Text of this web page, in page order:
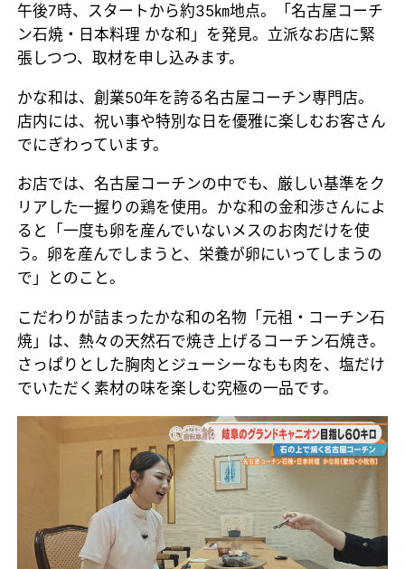
午後7時、スタートから約35㎞地点。「名古屋コーチ
ン石焼・日本料理 かな和」を発見。立派なお店に緊
張しつつ、取材を申し込みます。
かな和は、創業50年を誇る名古屋コーチン専門店。
店内には、祝い事や特別な日を優雅に楽しむお客さん
でにぎわっています。
お店では、名古屋コーチンの中でも、厳しい基準をク
リアした一握りの鶏を使用。かな和の金和渉さんによ
ると「一度も卵を産んでいないメスのお肉だけを使
う。卵を産んでしまうと、栄養が卵にいってしまうの
で」とのこと。
こだわりが詰まったかな和の名物「元祖・コーチン石
焼」は、熱々の天然石で焼き上げるコーチン石焼き。
さっぱりとした胸肉とジューシーなもも肉を、塩だけ
でいただく素材の味を楽しむ究極の一品です。